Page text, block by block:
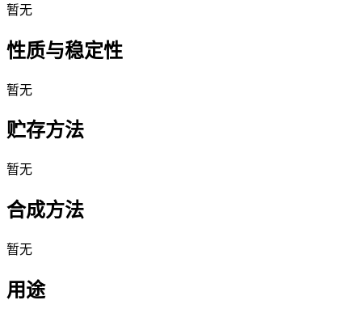
暂无
性质与稳定性
暂无
贮存方法
暂无
合成方法
暂无
用途